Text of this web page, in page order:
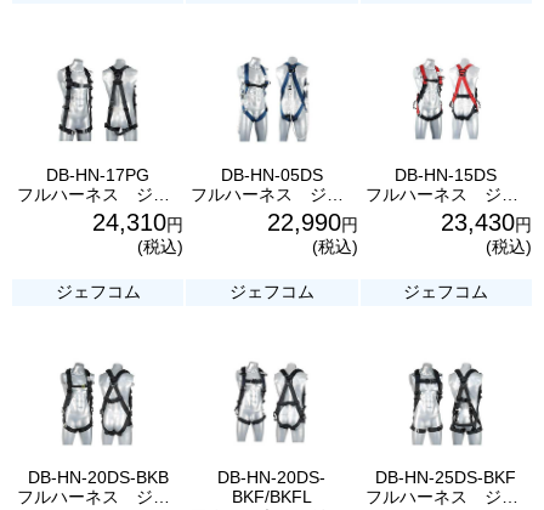
DB-HN-17PG
24,310円
(税込)
DB-HN-05DS
22,990円
(税込)
DB-HN-15DS
23,430円
(税込)
ジェフコム
DB-HN-20DS-BKB
ジェフコム
DB-HN-20DS-
BKF/BKFL
ジェフコム
DB-HN-25DS-BKF